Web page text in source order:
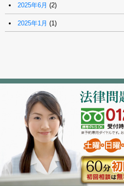
2025年6月 (2)
2025年1月 (1)